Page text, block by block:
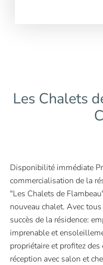
Les Chalets
Disponibilité immédiate
commercialisation de la
"Les Chalets de
nouveau chalet. Avec
succès de la résidence:
imprenable et
propriétaire et profitez
réception avec salon et